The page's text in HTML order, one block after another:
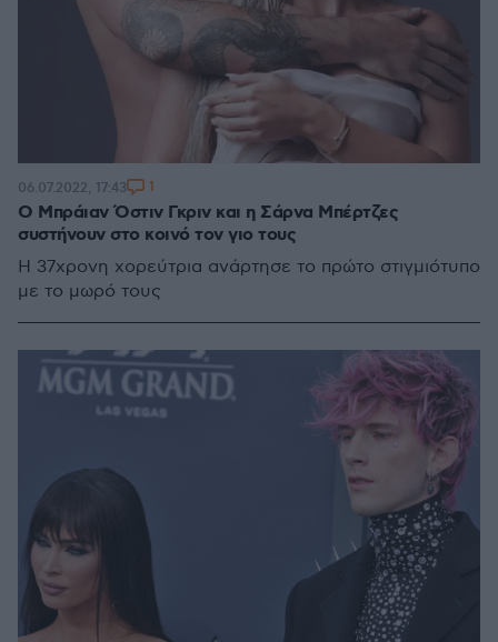
Ο Μπράιαν Όστιν Γκριν και η Σάρνα Μπέρτζες
συστήνουν στο κοινό τον γιο τους
Η 37χρονη χορεύτρια ανάρτησε το πρώτο στιγμιότυπο
με το μωρό τους
06.07.2022, 17:43 1